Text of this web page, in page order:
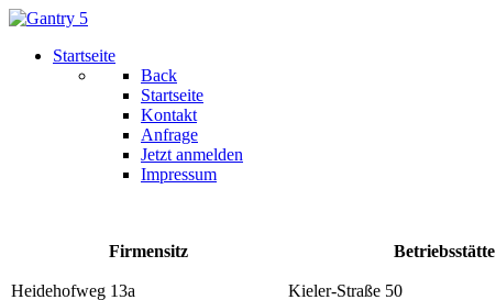
Startseite
Back
Startseite
Kontakt
Anfrage
Jetzt anmelden
Impressum
Firmensitz Betriebsstätte
Heidehofweg 13a
Kieler-Straße 50